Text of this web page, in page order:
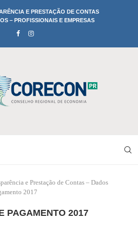
E PRESTAÇÃO DE CONTAS
– PROFISSIONAIS E EMPRESAS
e Prestação de Contas – Dados
2017
PAGAMENTO 2017